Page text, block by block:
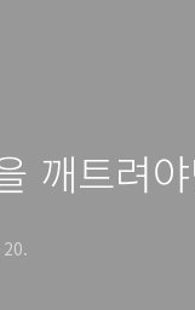
깨트려